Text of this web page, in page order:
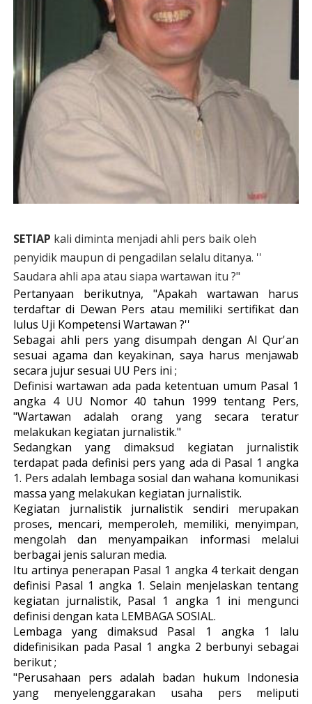
SETIAP kali diminta menjadi ahli pers baik oleh
penyidik maupun di pengadilan selalu ditanya. ''
Saudara ahli apa atau siapa wartawan itu ?"
Pertanyaan berikutnya, "Apakah wartawan harus
terdaftar di Dewan Pers atau memiliki sertifikat dan
lulus Uji Kompetensi Wartawan ?''
Sebagai ahli pers yang disumpah dengan Al Qur'an
sesuai agama dan keyakinan, saya harus menjawab
secara jujur sesuai UU Pers ini ;
Definisi wartawan ada pada ketentuan umum Pasal 1
angka 4 UU Nomor 40 tahun 1999 tentang Pers,
"Wartawan adalah orang yang secara teratur
melakukan kegiatan jurnalistik."
Sedangkan yang dimaksud kegiatan jurnalistik
terdapat pada definisi pers yang ada di Pasal 1 angka
1. Pers adalah lembaga sosial dan wahana komunikasi
massa yang melakukan kegiatan jurnalistik.
Kegiatan jurnalistik jurnalistik sendiri merupakan
proses, mencari, memperoleh, memiliki, menyimpan,
mengolah dan menyampaikan informasi melalui
berbagai jenis saluran media.
Itu artinya penerapan Pasal 1 angka 4 terkait dengan
definisi Pasal 1 angka 1. Selain menjelaskan tentang
kegiatan jurnalistik, Pasal 1 angka 1 ini mengunci
definisi dengan kata LEMBAGA SOSIAL.
Lembaga yang dimaksud Pasal 1 angka 1 lalu
didefinisikan pada Pasal 1 angka 2 berbunyi sebagai
berikut ;
"Perusahaan pers adalah badan hukum Indonesia
yang menyelenggarakan usaha pers meliputi